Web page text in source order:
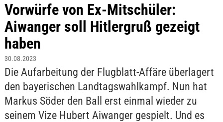
Vorwürfe von Ex-Mitschüler:
Aiwanger soll Hitlergruß gezeigt
haben
30.08.2023
Die Aufarbeitung der Flugblatt-Affäre überlagert
den bayerischen Landtagswahlkampf. Nun hat
Markus Söder den Ball erst einmal wieder zu
seinem Vize Hubert Aiwanger gespielt. Und es